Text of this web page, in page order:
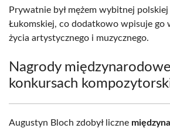
Prywatnie był mężem wybitnej
Łukomskiej, co dodatkowo wpisuje go
życia artystycznego i muzycznego.
Nagrody
konkursach
Augustyn Bloch zdobył liczne